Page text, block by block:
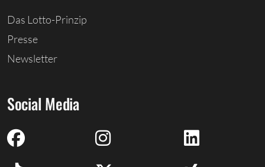
Das Lotto-Prinzip
Presse
Newsletter
Social Media